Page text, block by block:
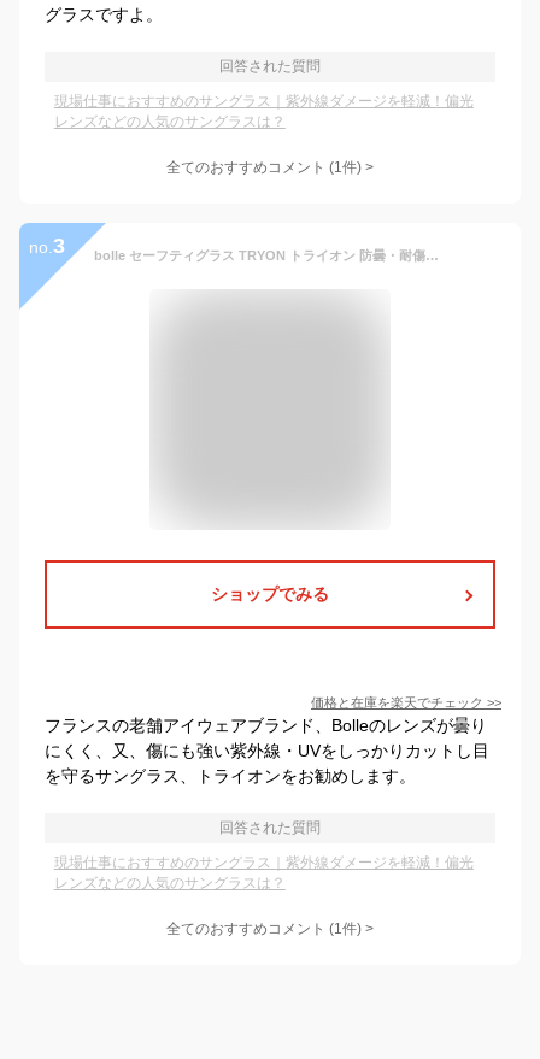
グラスですよ。
回答された質問
現場仕事におすすめのサングラス｜紫外線ダメージを軽減！偏光
レンズなどの人気のサングラスは？
全てのおすすめコメント (1件) >
no. 3 bolle セーフティグラス TRYON トライオン 防曇・耐傷コーティング ブルーフラッシュレンズ ボレー メンズ アイウェア 紫外線カット UVカット サングラス セーフティーグラス 保護メガネ 保護眼鏡 保護めがね 安全メガネ 作業用メガネ
ショップでみる
価格と在庫を楽天でチェック >>
フランスの老舗アイウェアブランド、Bolleのレンズが曇り
にくく、又、傷にも強い紫外線・UVをしっかりカットし目
を守るサングラス、トライオンをお勧めします。
回答された質問
現場仕事におすすめのサングラス｜紫外線ダメージを軽減！偏光
レンズなどの人気のサングラスは？
全てのおすすめコメント (1件) >